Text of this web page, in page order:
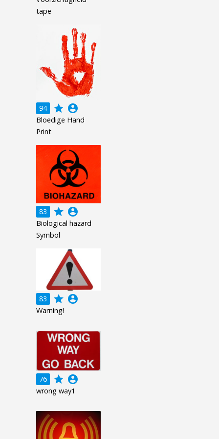
tape
94 grade account_circle
Bloedige Hand
Print
83 grade account_circle
Biological hazard
Symbol
83 grade account_circle
Warning!
76 grade account_circle
wrong way1